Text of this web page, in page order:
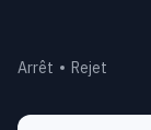
Arrêt Rejet